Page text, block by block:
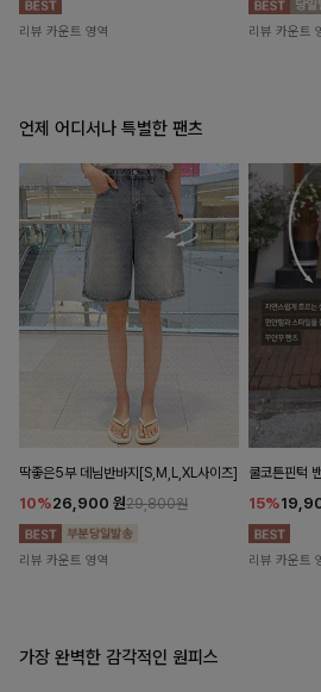
리뷰 카운트 영역 리뷰 카운트
언제 어디서나 특별한 팬츠
딱좋은5부 데님반바지[S,M,L,XL사이즈]
10%26,900 원29,800원
리뷰 카운트 영역
쿨코튼핀턱
15%
리뷰 카운트
가장 완벽한 감각적인 원피스